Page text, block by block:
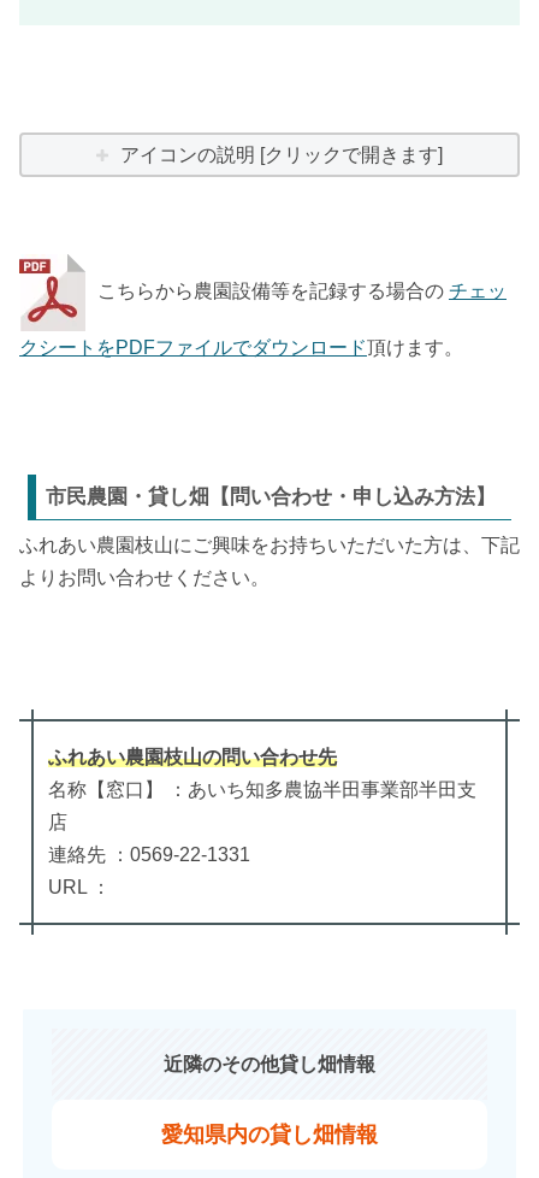
アイコンの説明 [クリックで開きます]
こちらから農園設備等を記録する場合の チェッ
クシートをPDFファイルでダウンロード頂けます。
市民農園・貸し畑【問い合わせ・申し込み方法】
ふれあい農園枝山にご興味をお持ちいただいた方は、下記
よりお問い合わせください。
ふれあい農園枝山の問い合わせ先
名称【窓口】 ：あいち知多農協半田事業部半田支
店
連絡先 ：0569-22-1331
URL ：
近隣のその他貸し畑情報
愛知県内の貸し畑情報